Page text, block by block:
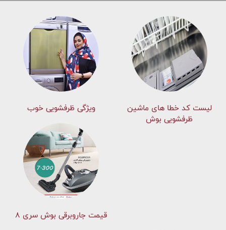
لیست کد خطا های ماشين
ظرفشویی بوش
ویژگی ظرفشویی خوب
قیمت جاروبرقی بوش سری ۸